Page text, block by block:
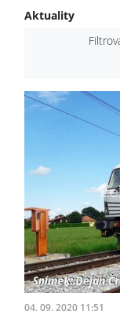
Aktuality
04. 09. 2020 11:51